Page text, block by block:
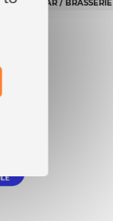
BAR / BRASSERIE